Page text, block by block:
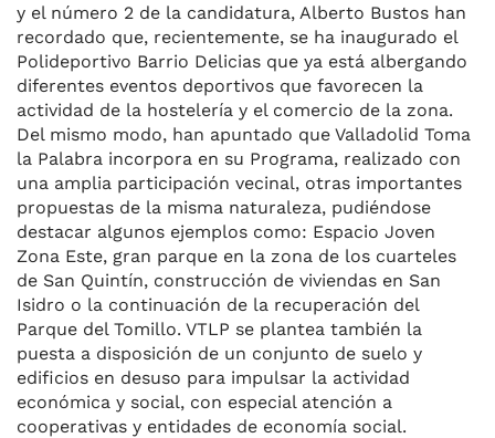
y el número 2 de la candidatura, Alberto Bustos han
recordado que, recientemente, se ha inaugurado el
Polideportivo Barrio Delicias que ya está albergando
diferentes eventos deportivos que favorecen la
actividad de la hostelería y el comercio de la zona.
Del mismo modo, han apuntado que Valladolid Toma
la Palabra incorpora en su Programa, realizado con
una amplia participación vecinal, otras importantes
propuestas de la misma naturaleza, pudiéndose
destacar algunos ejemplos como: Espacio Joven
Zona Este, gran parque en la zona de los cuarteles
de San Quintín, construcción de viviendas en San
Isidro o la continuación de la recuperación del
Parque del Tomillo. VTLP se plantea también la
puesta a disposición de un conjunto de suelo y
edificios en desuso para impulsar la actividad
económica y social, con especial atención a
cooperativas y entidades de economía social.